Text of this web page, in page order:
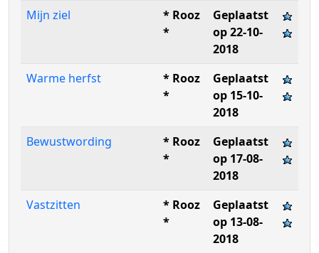
Mijn ziel
* Rooz
*
Geplaatst
op 22-10-
2018
Warme herfst
* Rooz
*
Geplaatst
op 15-10-
2018
Bewustwording
* Rooz
*
Geplaatst
op 17-08-
2018
Vastzitten
* Rooz
*
Geplaatst
op 13-08-
2018